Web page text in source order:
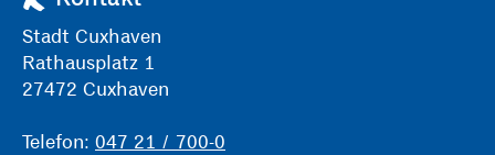
Stadt Cuxhaven
Rathausplatz 1
27472 Cuxhaven
Telefon: 047 21 / 700-0